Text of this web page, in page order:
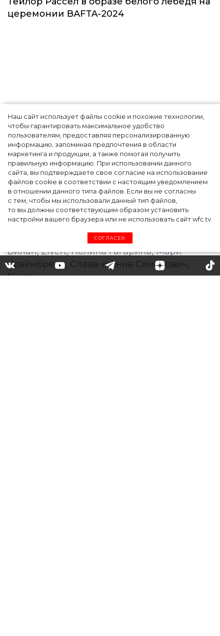
Наш сайт использует файлы cookie и похожие технологии,
чтобы гарантировать максимальное удобство
пользователям, предоставляя персонализированную
информацию, запоминая предпочтения в области
маркетинга и продукции, а также помогая получить
правильную информацию. При использовании данного
сайта, вы подтверждаете свое согласие на использование
файлов cookie в соответствии с настоящим уведомлением
в отношении данного типа файлов. Если вы не согласны
с тем, чтобы мы использовали данный тип файлов,
то вы должны соответствующим образом установить
настройки вашего браузера или не использовать сайт wfc.tv
СОГЛАСЕН
Тейлор Рассел в образе белого лебедя на
церемонии BAFTA-2024
«Сдержал себя, чтобы не